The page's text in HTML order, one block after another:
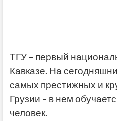
ТГУ – первый
Кавказе. На
самых престижных и
Грузии – в нем
человек.